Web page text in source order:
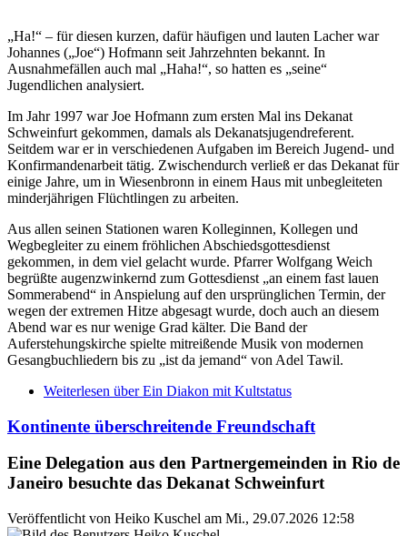
„Ha!“ – für diesen kurzen, dafür häufigen und lauten Lacher war
Johannes („Joe“) Hofmann seit Jahrzehnten bekannt. In
Ausnahmefällen auch mal „Haha!“, so hatten es „seine“
Jugendlichen analysiert.
Im Jahr 1997 war Joe Hofmann zum ersten Mal ins Dekanat
Schweinfurt gekommen, damals als Dekanatsjugendreferent.
Seitdem war er in verschiedenen Aufgaben im Bereich Jugend- und
Konfirmandenarbeit tätig. Zwischendurch verließ er das Dekanat für
einige Jahre, um in Wiesenbronn in einem Haus mit unbegleiteten
minderjährigen Flüchtlingen zu arbeiten.
Aus allen seinen Stationen waren Kolleginnen, Kollegen und
Wegbegleiter zu einem fröhlichen Abschiedsgottesdienst
gekommen, in dem viel gelacht wurde. Pfarrer Wolfgang Weich
begrüßte augenzwinkernd zum Gottesdienst „an einem fast lauen
Sommerabend“ in Anspielung auf den ursprünglichen Termin, der
wegen der extremen Hitze abgesagt wurde, doch auch an diesem
Abend war es nur wenige Grad kälter. Die Band der
Auferstehungskirche spielte mitreißende Musik von modernen
Gesangbuchliedern bis zu „ist da jemand“ von Adel Tawil.
Weiterlesen über Ein Diakon mit Kultstatus
Kontinente überschreitende Freundschaft
Eine Delegation aus den Partnergemeinden in Rio de
Janeiro besuchte das Dekanat Schweinfurt
Veröffentlicht von Heiko Kuschel am Mi., 29.07.2026 12:58